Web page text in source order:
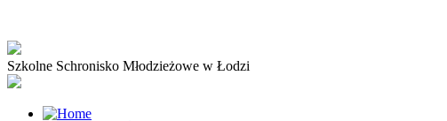
Szkolne Schronisko Młodzieżowe w Łodzi